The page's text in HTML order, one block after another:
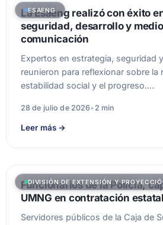
ESAENG
La Esaeng realizó con éxito
seguridad, desarrollo y
comunicación
Expertos en estrategia, seguridad
reunieron para reflexionar sobre la
estabilidad social y el progreso.…
28 de julio de 2026• 2 min
Leer más →
DIVISIÓN DE EXTENSIÓN Y
Funcionarios de la Policía,
UMNG en contratación estatal
Servidores públicos de la Caja de